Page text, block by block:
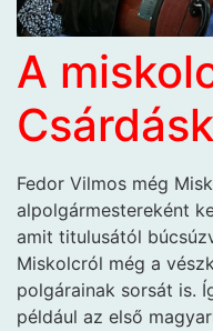
A
Fedor Vilmos még
alpolgármestereként
amit titulusától
Miskolcról még a
polgárainak sorsát is.
például az első